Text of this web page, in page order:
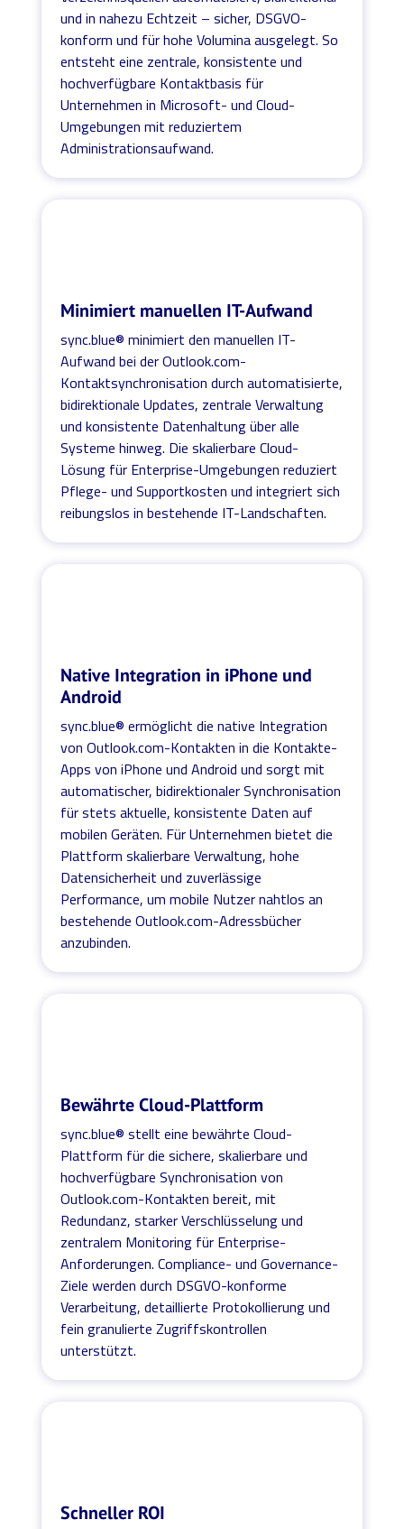
und in nahezu Echtzeit – sicher, DSGVO-
konform und für hohe Volumina ausgelegt. So
entsteht eine zentrale, konsistente und
hochverfügbare Kontaktbasis für
Unternehmen in Microsoft- und Cloud-
Umgebungen mit reduziertem
Administrationsaufwand.
Minimiert manuellen IT-Aufwand
sync.blue® minimiert den manuellen IT-
Aufwand bei der Outlook.com-
Kontaktsynchronisation durch automatisierte,
bidirektionale Updates, zentrale Verwaltung
und konsistente Datenhaltung über alle
Systeme hinweg. Die skalierbare Cloud-
Lösung für Enterprise-Umgebungen reduziert
Pflege- und Supportkosten und integriert sich
reibungslos in bestehende IT-Landschaften.
Native Integration in iPhone und
Android
sync.blue® ermöglicht die native Integration
von Outlook.com-Kontakten in die Kontakte-
Apps von iPhone und Android und sorgt mit
automatischer, bidirektionaler Synchronisation
für stets aktuelle, konsistente Daten auf
mobilen Geräten. Für Unternehmen bietet die
Plattform skalierbare Verwaltung, hohe
Datensicherheit und zuverlässige
Performance, um mobile Nutzer nahtlos an
bestehende Outlook.com-Adressbücher
anzubinden.
Bewährte Cloud-Plattform
sync.blue® stellt eine bewährte Cloud-
Plattform für die sichere, skalierbare und
hochverfügbare Synchronisation von
Outlook.com-Kontakten bereit, mit
Redundanz, starker Verschlüsselung und
zentralem Monitoring für Enterprise-
Anforderungen. Compliance- und Governance-
Ziele werden durch DSGVO-konforme
Verarbeitung, detaillierte Protokollierung und
fein granulierte Zugriffskontrollen
unterstützt.
Schneller ROI